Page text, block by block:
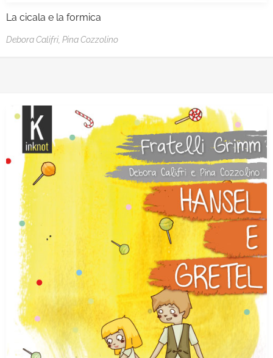
La cicala e la formica
Debora Califri, Pina Cozzolino